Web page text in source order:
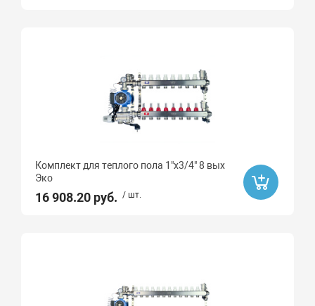
Комплект для теплого пола 1"х3/4" 8 вых
Эко
16 908.20 руб. / шт.